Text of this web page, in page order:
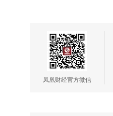
凤凰财经官方微信